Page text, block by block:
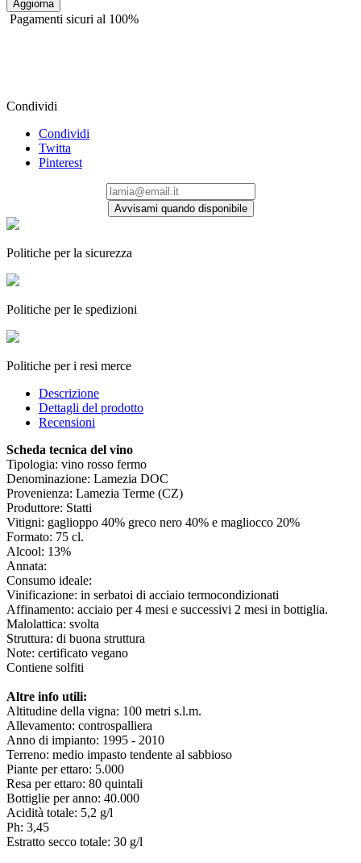
Pagamenti sicuri al 100%
Condividi
Condividi
Twitta
Pinterest
Avvisami quando disponibile
Politiche per la sicurezza
Politiche per le spedizioni
Politiche per i resi merce
Descrizione
Dettagli del prodotto
Recensioni
Scheda tecnica del vino
Tipologia: vino rosso fermo
Denominazione: Lamezia DOC
Provenienza: Lamezia Terme (CZ)
Produttore: Statti
Vitigni: gaglioppo 40% greco nero 40% e magliocco 20%
Formato: 75 cl.
Alcool: 13%
Annata:
Consumo ideale:
Vinificazione: in serbatoi di acciaio termocondizionati
Affinamento: acciaio per 4 mesi e successivi 2 mesi in bottiglia.
Malolattica: svolta
Struttura: di buona struttura
Note: certificato vegano
Contiene solfiti
Altre info utili:
Altitudine della vigna: 100 metri s.l.m.
Allevamento: controspalliera
Anno di impianto: 1995 - 2010
Terreno: medio impasto tendente al sabbioso
Piante per ettaro: 5.000
Resa per ettaro: 80 quintali
Bottiglie per anno: 40.000
Acidità totale: 5,2 g/l
Ph: 3,45
Estratto secco totale: 30 g/l